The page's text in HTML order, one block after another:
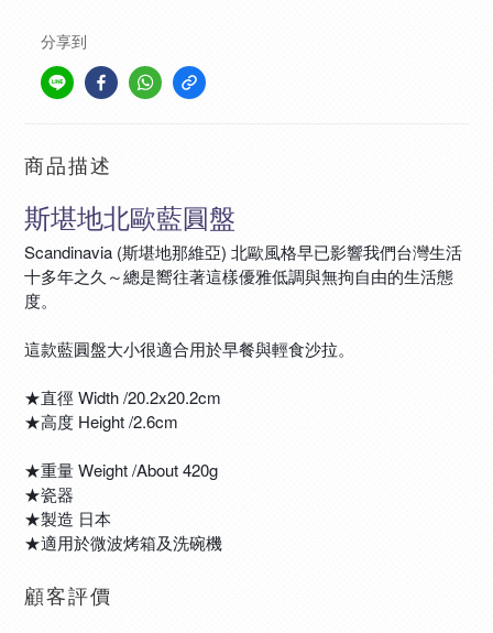
分享到
商品描述
斯堪地北歐藍圓盤
Scandinavia (斯堪地那維亞) 北歐風格早已影響我們台灣生活
十多年之久～總是嚮往著這樣優雅低調與無拘自由的生活態
度。
這款藍圓盤大小很適合用於早餐與輕食沙拉。
★直徑 Width /20.2x20.2cm
★高度 Height /2.6cm
★重量 Weight /About 420g
★瓷器
★製造 日本
★適用於微波烤箱及洗碗機
顧客評價